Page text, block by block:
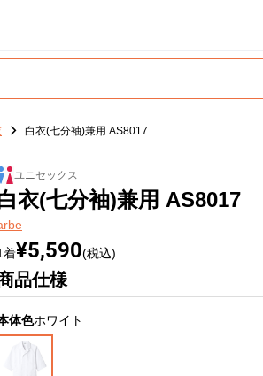
白衣(七分袖)兼用 AS8017
ユニセックス
衣(七分袖)兼用 AS8017
着¥5,590(税込)
品仕様
体色ホワイト